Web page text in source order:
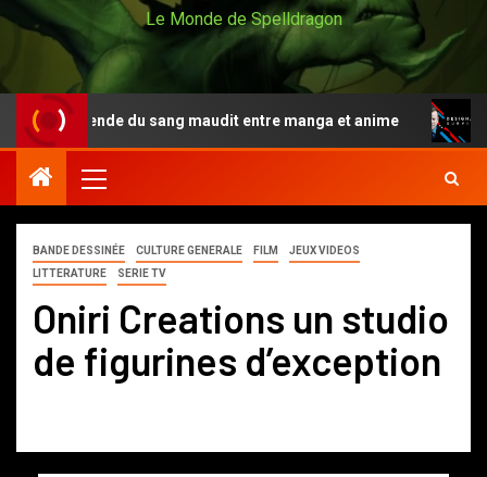
Le Monde de Spelldragon
la légende du sang maudit entre manga et anime
BANDE DESSINÉE CULTURE GENERALE FILM
JEUX VIDEOS
LITTERATURE
SERIE TV
Oniri Creations un studio
de figurines d’exception